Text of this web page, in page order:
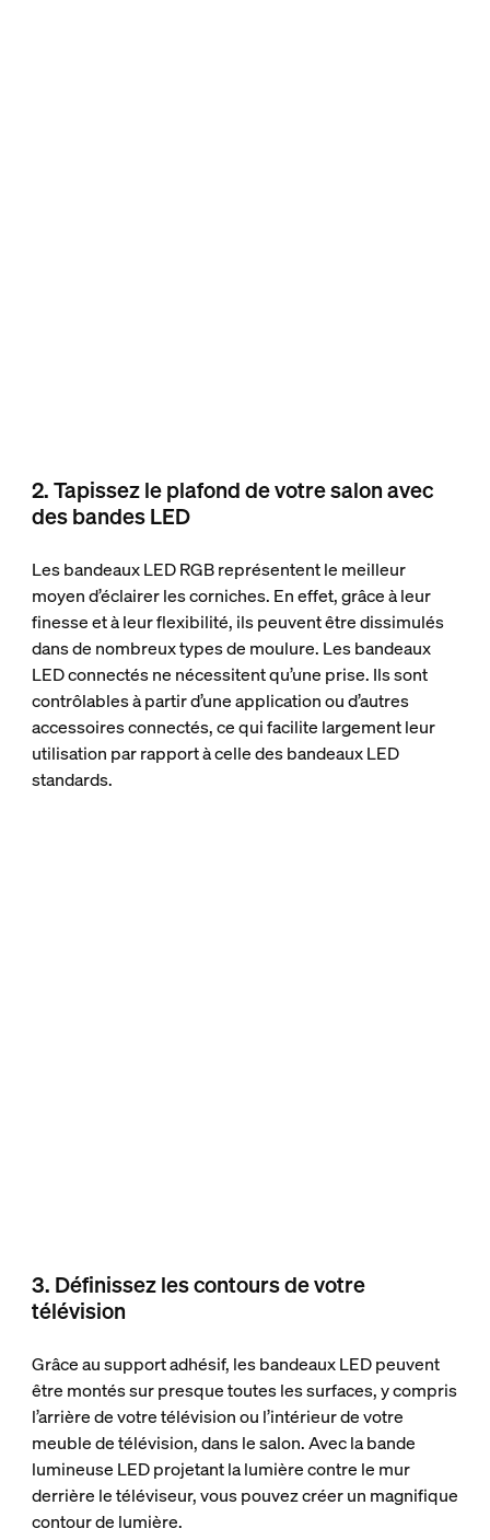
2. Tapissez le plafond de votre salon avec
des bandes LED
Les bandeaux LED RGB représentent le meilleur
moyen d’éclairer les corniches. En effet, grâce à leur
finesse et à leur flexibilité, ils peuvent être dissimulés
dans de nombreux types de moulure. Les bandeaux
LED connectés ne nécessitent qu’une prise. Ils sont
contrôlables à partir d’une application ou d’autres
accessoires connectés, ce qui facilite largement leur
utilisation par rapport à celle des bandeaux LED
standards.
3. Définissez les contours de votre
télévision
Grâce au support adhésif, les bandeaux LED peuvent
être montés sur presque toutes les surfaces, y compris
l’arrière de votre télévision ou l’intérieur de votre
meuble de télévision, dans le salon. Avec la bande
lumineuse LED projetant la lumière contre le mur
derrière le téléviseur, vous pouvez créer un magnifique
contour de lumière.